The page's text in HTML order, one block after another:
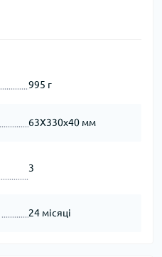
995 г
63Х330х40 мм
3
24 місяці